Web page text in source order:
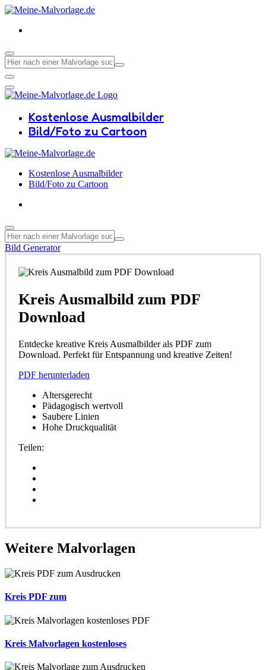
Kostenlose Ausmalbilder
Bild/Foto zu Cartoon
Kostenlose Ausmalbilder
Bild/Foto zu Cartoon
Bild Generator
Kreis Ausmalbild zum PDF
Download
Entdecke kreative Kreis Ausmalbilder als PDF zum
Download. Perfekt für Entspannung und kreative Zeiten!
PDF herunterladen
Altersgerecht
Pädagogisch wertvoll
Saubere Linien
Hohe Druckqualität
Teilen:
Weitere Malvorlagen
Kreis PDF zum
Kreis Malvorlagen kostenloses